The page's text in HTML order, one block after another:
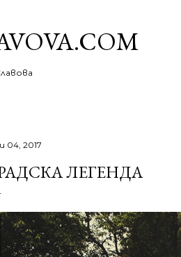
04, 2017
ЛЕГЕНДА